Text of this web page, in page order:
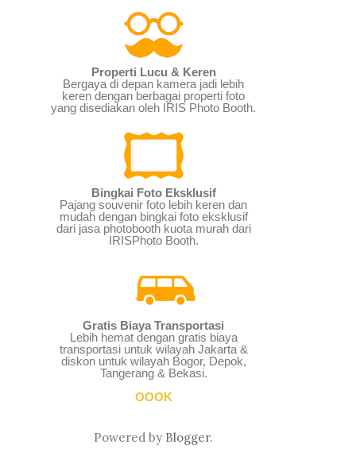
Properti Lucu & Keren
Bergaya di depan kamera jadi lebih
keren dengan berbagai properti foto
yang disediakan oleh IRIS Photo Booth.
Bingkai Foto Eksklusif
Pajang souvenir foto lebih keren dan
mudah dengan bingkai foto eksklusif
dari jasa photobooth kuota murah dari
IRISPhoto Booth.
Gratis Biaya Transportasi
Lebih hemat dengan gratis biaya
transportasi untuk wilayah Jakarta &
diskon untuk wilayah Bogor, Depok,
Tangerang & Bekasi.
OOOK
Powered by Blogger.